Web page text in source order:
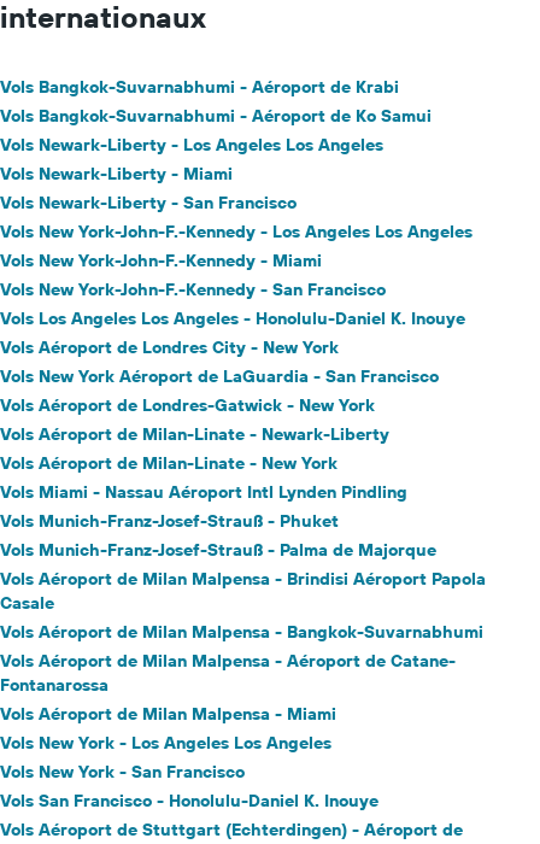
internationaux
Vols Bangkok-Suvarnabhumi - Aéroport de Krabi
Vols Bangkok-Suvarnabhumi - Aéroport de Ko Samui
Vols Newark-Liberty - Los Angeles Los Angeles
Vols Newark-Liberty - Miami
Vols Newark-Liberty - San Francisco
Vols New York-John-F.-Kennedy - Los Angeles Los Angeles
Vols New York-John-F.-Kennedy - Miami
Vols New York-John-F.-Kennedy - San Francisco
Vols Los Angeles Los Angeles - Honolulu-Daniel K. Inouye
Vols Aéroport de Londres City - New York
Vols New York Aéroport de LaGuardia - San Francisco
Vols Aéroport de Londres-Gatwick - New York
Vols Aéroport de Milan-Linate - Newark-Liberty
Vols Aéroport de Milan-Linate - New York
Vols Miami - Nassau Aéroport Intl Lynden Pindling
Vols Munich-Franz-Josef-Strauß - Phuket
Vols Munich-Franz-Josef-Strauß - Palma de Majorque
Vols Aéroport de Milan Malpensa - Brindisi Aéroport Papola
Casale
Vols Aéroport de Milan Malpensa - Bangkok-Suvarnabhumi
Vols Aéroport de Milan Malpensa - Aéroport de Catane-
Fontanarossa
Vols Aéroport de Milan Malpensa - Miami
Vols New York - Los Angeles Los Angeles
Vols New York - San Francisco
Vols San Francisco - Honolulu-Daniel K. Inouye
Vols Aéroport de Stuttgart (Echterdingen) - Aéroport de